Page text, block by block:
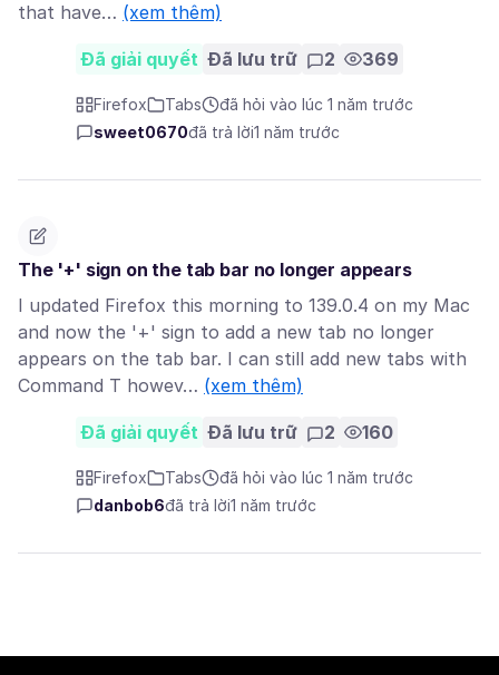
that have… (xem thêm)
Đã giải quyết Đã lưu trữ 2 369
Firefox Tabs
đã hỏi vào lúc 1 năm trước
sweet0670đã trả lời1 năm trước
The '+' sign on the tab bar no longer appears
I updated Firefox this morning to 139.0.4 on my Mac
and now the '+' sign to add a new tab no longer
appears on the tab bar. I can still add new tabs with
Command T howev… (xem thêm)
Đã giải quyết Đã lưu trữ 2 160
Firefox Tabs
đã hỏi vào lúc 1 năm trước
danbob6đã trả lời1 năm trước